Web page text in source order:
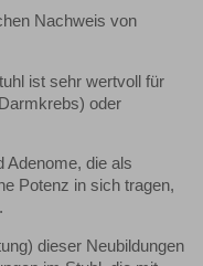
Nachweis von
ist sehr wertvoll für
oder
Adenome, die als
Potenz in sich tragen,
dieser Neubildungen